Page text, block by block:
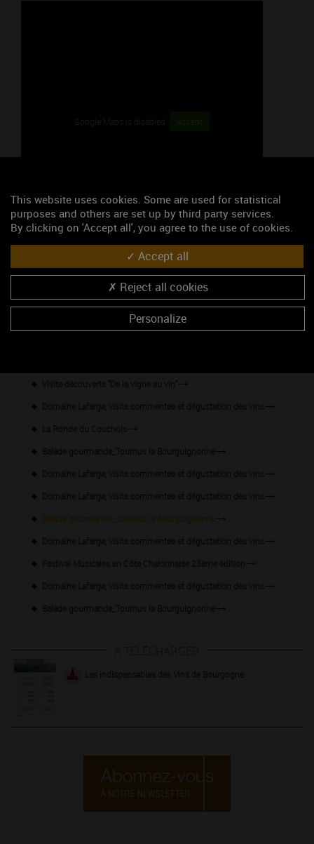
Google Maps is disabled. Accept
46.5618160, 4.9119529
S'y rendre
Les événements du mois
Balade gourmande_Tournus la Bourguignonne
A TÉLÉCHARGER
This website uses cookies. Some are used for statistical
purposes and others are set up by third party services.
By clicking on 'Accept all', you agree to the use of cookies.
Accept all
Reject all cookies
Personalize